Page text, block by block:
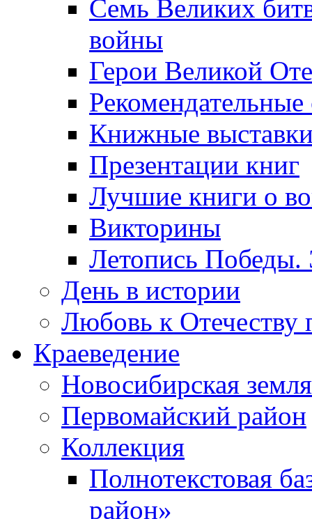
Семь Великих
войны
Герои Великой
Рекомендательные
Книжные
Презентации книг
Лучшие книги о
Викторины
Летопись Победы.
День в истории
Любовь к Отечеству
Краеведение
Новосибирская земля
Первомайский район
Коллекция
Полнотекстовая
район»